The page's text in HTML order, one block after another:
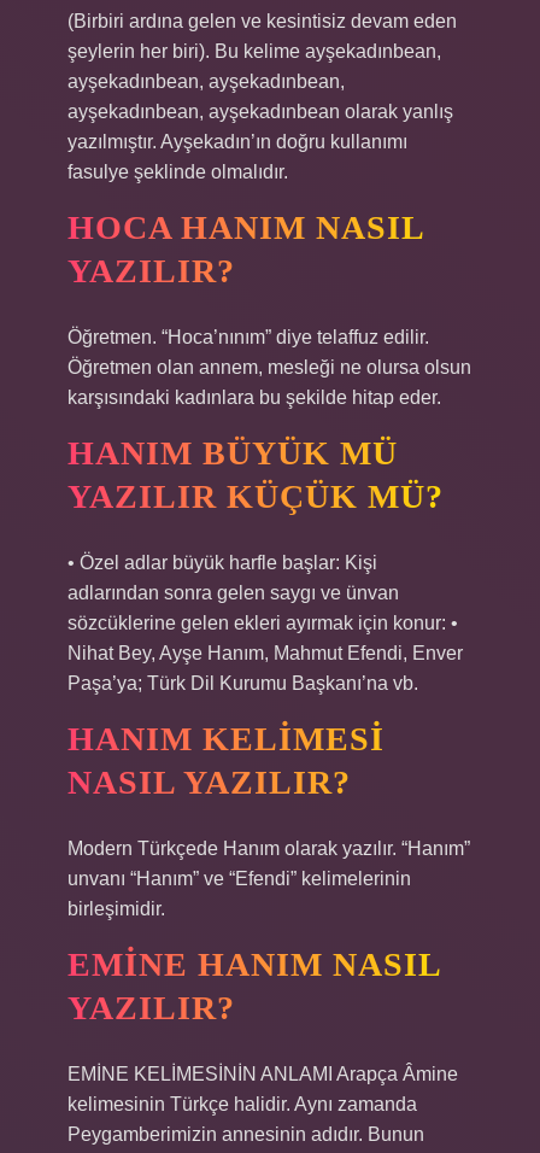
(Birbiri ardına gelen ve kesintisiz devam eden
şeylerin her biri). Bu kelime ayşekadınbean,
ayşekadınbean, ayşekadınbean,
ayşekadınbean, ayşekadınbean olarak yanlış
yazılmıştır. Ayşekadın’ın doğru kullanımı
fasulye şeklinde olmalıdır.
HOCA HANIM NASIL
YAZILIR?
Öğretmen. “Hoca’nınım” diye telaffuz edilir.
Öğretmen olan annem, mesleği ne olursa olsun
karşısındaki kadınlara bu şekilde hitap eder.
HANIM BÜYÜK MÜ
YAZILIR KÜÇÜK MÜ?
• Özel adlar büyük harfle başlar: Kişi
adlarından sonra gelen saygı ve ünvan
sözcüklerine gelen ekleri ayırmak için konur: •
Nihat Bey, Ayşe Hanım, Mahmut Efendi, Enver
Paşa’ya; Türk Dil Kurumu Başkanı’na vb.
HANIM KELIMESI
NASIL YAZILIR?
Modern Türkçede Hanım olarak yazılır. “Hanım”
unvanı “Hanım” ve “Efendi” kelimelerinin
birleşimidir.
EMINE HANIM NASIL
YAZILIR?
EMİNE KELİMESİNİN ANLAMI Arapça Âmine
kelimesinin Türkçe halidir. Aynı zamanda
Peygamberimizin annesinin adıdır. Bunun